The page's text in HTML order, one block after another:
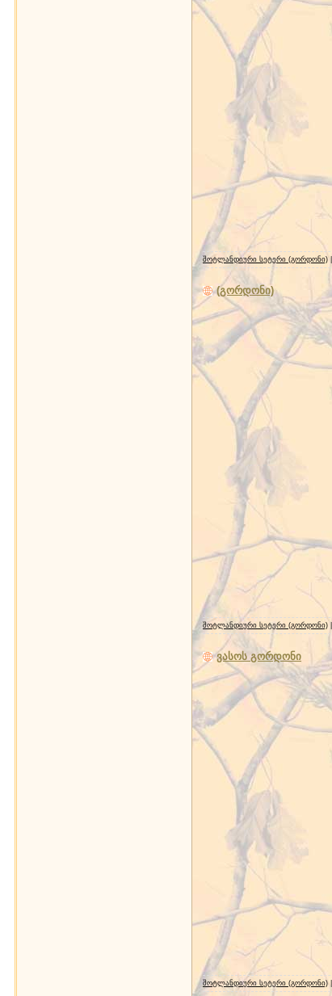
შოტლანდიური სეტერი (გორდონი)
(გორდონი)
შოტლანდიური სეტერი (გორდონი)
ვასოს გორდონი
შოტლანდიური სეტერი (გორდონი)